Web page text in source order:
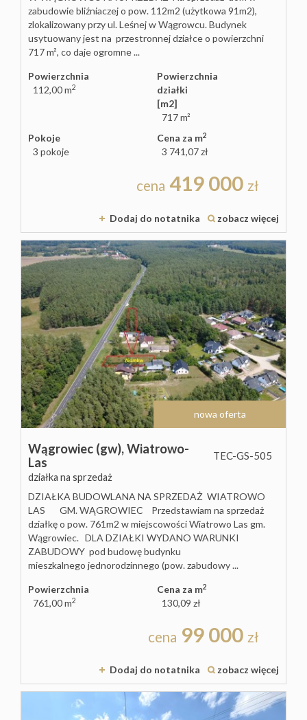
zabudowie bliźniaczej o pow. 112m2 (użytkowa 91m2),
zlokalizowany przy ul. Leśnej w Wągrowcu. Budynek
usytuowany jest na przestronnej działce o powierzchni
717 m², co daje ogromne ...
Powierzchnia
112,00 m2
Powierzchnia
działki
[m2]
717 m²
Pokoje
3 pokoje
Cena za m2
3 741,07 zł
cena 419 000 zł
Dodaj do notatnika zobacz więcej
nowa oferta
Wągrowiec (gw),Wiatrowo-
Las
działka na sprzedaż
TEC-GS-505
DZIAŁKA BUDOWLANA NA SPRZEDAŻ WIATROWO
LAS GM. WĄGROWIEC Przedstawiam na sprzedaż
działkę o pow. 761m2 w miejscowości Wiatrowo Las gm.
Wągrowiec. DLA DZIAŁKI WYDANO WARUNKI
ZABUDOWY pod budowę budynku
mieszkalnego jednorodzinnego (pow. zabudowy ...
Powierzchnia
761,00 m2
Cena za m2
130,09 zł
cena 99 000 zł
Dodaj do notatnika zobacz więcej